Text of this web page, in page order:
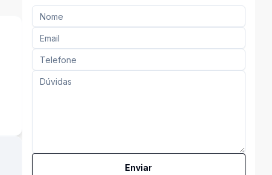
Enviar